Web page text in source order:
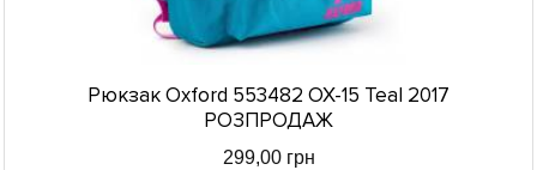
Рюкзак Oxford 553482 OX-15 Teal 2017
РОЗПРОДАЖ
299,00 грн